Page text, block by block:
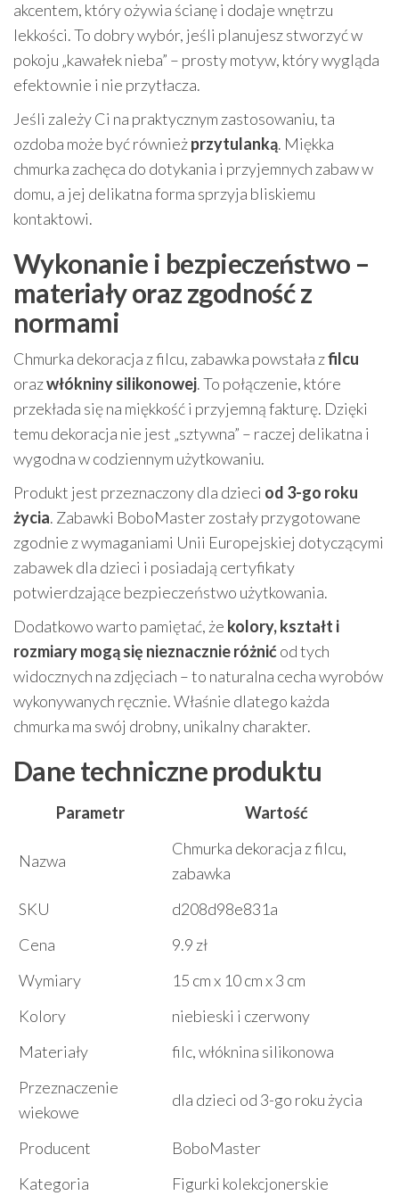
akcentem, który ożywia ścianę i dodaje wnętrzu
lekkości. To dobry wybór, jeśli planujesz stworzyć w
pokoju „kawałek nieba” – prosty motyw, który wygląda
efektownie i nie przytłacza.
Jeśli zależy Ci na praktycznym zastosowaniu, ta
ozdoba może być równieżprzytulanką. Miękka
chmurka zachęca do dotykania i przyjemnych zabaw w
domu, a jej delikatna forma sprzyja bliskiemu
kontaktowi.
Wykonanie i bezpieczeństwo –
materiały oraz zgodność z
normami
Chmurka dekoracja z filcu, zabawka powstała zfilcu
orazwłókniny silikonowej. To połączenie, które
przekłada się na miękkość i przyjemną fakturę. Dzięki
temu dekoracja nie jest „sztywna” – raczej delikatna i
wygodna w codziennym użytkowaniu.
Produkt jest przeznaczony dla dzieci od 3-go roku
życia. Zabawki BoboMaster zostały przygotowane
zgodnie z wymaganiami Unii Europejskiej dotyczącymi
zabawek dla dzieci i posiadają certyfikaty
potwierdzające bezpieczeństwo użytkowania.
Dodatkowo warto pamiętać, że kolory, kształt i
rozmiary mogą się nieznacznie różnićod tych
widocznych na zdjęciach – to naturalna cecha wyrobów
wykonywanych ręcznie. Właśnie dlatego każda
chmurka ma swój drobny, unikalny charakter.
Dane techniczne produktu
Parametr Wartość
Nazwa
Chmurka dekoracja z filcu,
zabawka
SKU
d208d98e831a
Cena
9.9 zł
Wymiary
15 cm x 10 cm x 3 cm
Kolory
niebieski i czerwony
Materiały
filc, włóknina silikonowa
Przeznaczenie
wiekowe
dla dzieci od 3-go roku życia
Producent
BoboMaster
Kategoria
Figurki kolekcjonerskie